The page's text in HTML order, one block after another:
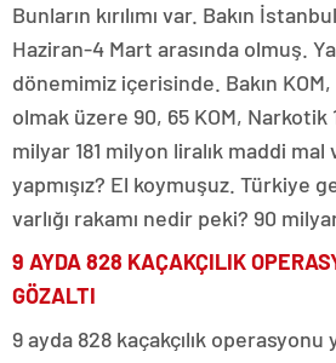
Bunların kırılımı var. Bakın
Haziran-4 Mart arasında olmuş.
dönemimiz içerisinde. Bakın
olmak üzere 90, 65 KOM, Narkotik
milyar 181 milyon liralık maddi mal
yapmışız? El koymuşuz. Türkiye
varlığı rakamı nedir peki? 90
9 AYDA 828 KAÇAKÇILIK
GÖZALTI
9 ayda 828 kaçakçılık operasyonu